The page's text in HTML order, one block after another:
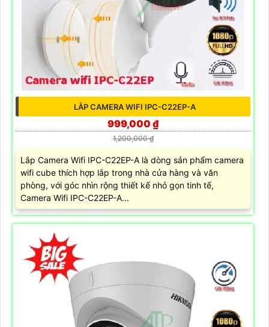
LẮP CAMERA WIFI IPC-C22EP-A
999,000 ₫
1,200,000 ₫
Lắp Camera Wifi IPC-C22EP-A là dòng sản phẩm camera
wifi cube thích hợp lắp trong nhà cửa hàng và văn
phòng, với góc nhìn rộng thiết kế nhỏ gọn tinh tế,
Camera Wifi IPC-C22EP-A...